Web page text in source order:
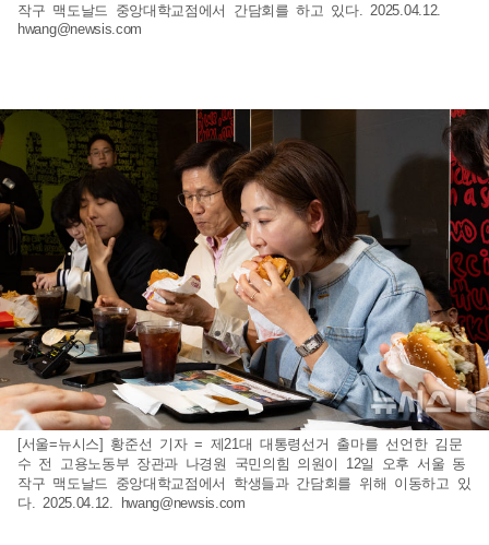
작구 맥도날드 중앙대학교점에서 간담회를 하고 있다. 2025.04.12.
hwang@newsis.com
[서울=뉴시스] 황준선 기자 = 제21대 대통령선거 출마를 선언한 김문
수 전 고용노동부 장관과 나경원 국민의힘 의원이 12일 오후 서울 동
작구 맥도날드 중앙대학교점에서 학생들과 간담회를 위해 이동하고 있
다. 2025.04.12.
hwang@newsis.com